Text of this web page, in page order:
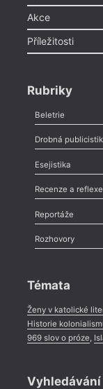
Akce
Příležitosti
Rubriky
Beletrie
Poezie,Próza
Drobná
Odlesk
Nekrolog,
Esejistika
Esej , Pádlo,
Recenze a reflexe
Recenze
Méně slov o
Reportáže
Literární zítřky
Celá rubrika
Rozhovory
Témata
Ženy v katolické
Historie
969 slov o próze,
Vyhledávání